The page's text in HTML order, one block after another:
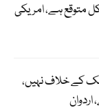
متوقع ہے، امریکی
کے خلاف نہیں،